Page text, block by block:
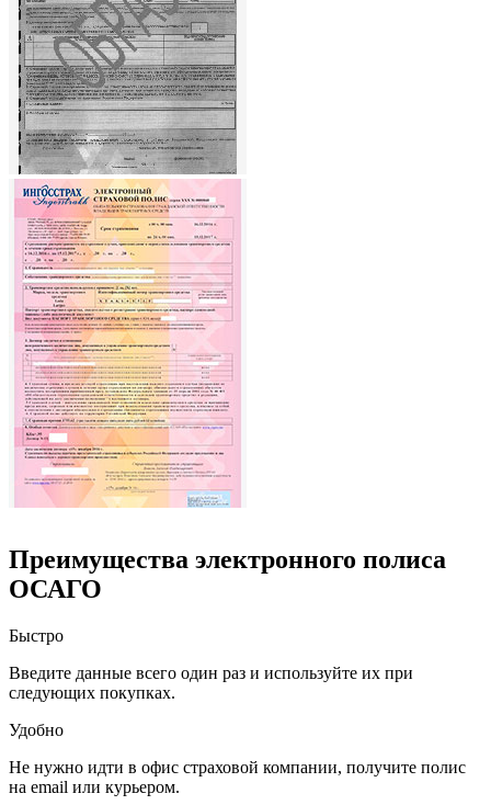
Преимущества электронного полиса
ОСАГО
Быстро
Введите данные всего один раз и используйте их при
следующих покупках.
Удобно
Не нужно идти в офис страховой компании, получите полис
на email или курьером.